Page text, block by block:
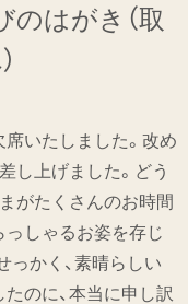
のはがき（取
いたしました。改め
し上げました。どう
がたくさんのお時間
しゃるお姿を存じ
っかく、素晴らしい
のに、本当に申し訳